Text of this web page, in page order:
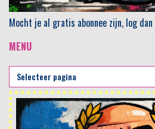
Mocht je al gratis abonnee zijn, log dan
MENU